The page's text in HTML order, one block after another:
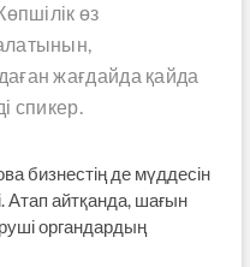
өз
жағдайда қайда
спикер.
бизнестің де мүддесін
Атап айтқанда, шағын
органдардың